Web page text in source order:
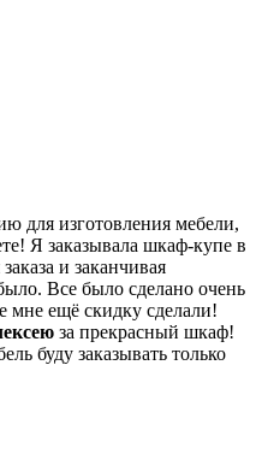
для изготовления мебели,
Я заказывала шкаф-купе в
и заканчивая
Все было сделано очень
мне ещё скидку сделали!
за прекрасный шкаф!
буду заказывать только